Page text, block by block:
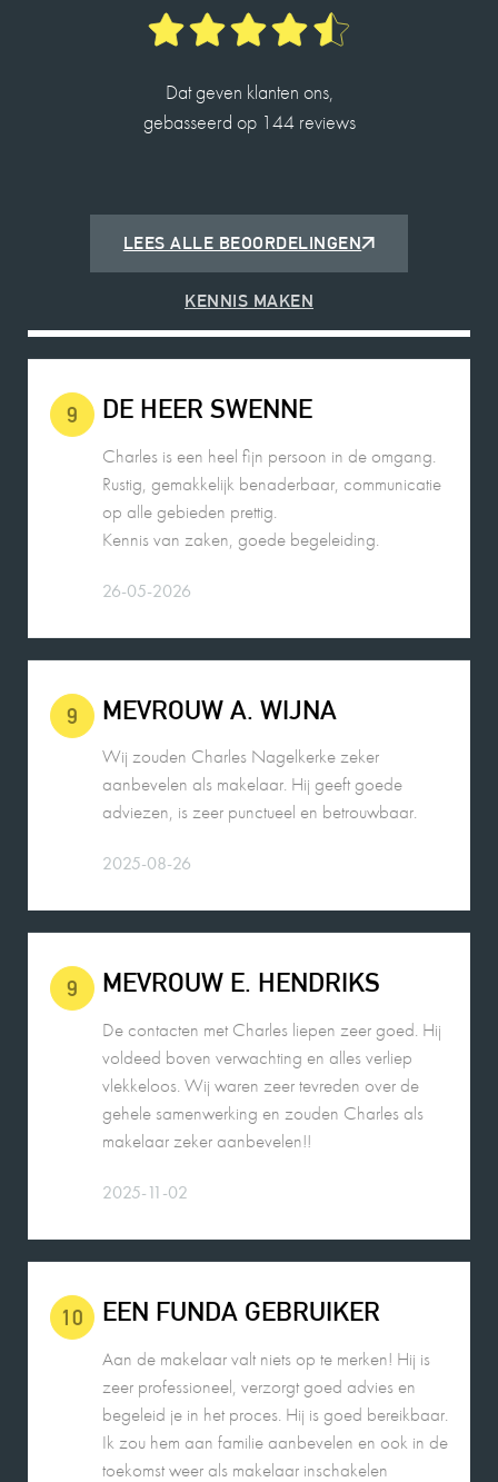
Dat geven klanten ons,
gebasseerd op 144 reviews
LEES ALLE BEOORDELINGEN
KENNIS MAKEN
Charles is een fijne deskundige makelaar en
heeft me op een prettige manier door het proces
2026-05-25
9 DE HEER SWENNE
Rustig, gemakkelijk benaderbaar, communicatie
Kennis van zaken, goede begeleiding.
26-05-2026
9 MEVROUW A. WIJNA
aanbevelen als makelaar. Hij geeft goede
2025-08-26
9 MEVROUW E. HENDRIKS
voldeed boven verwachting en alles verliep
gehele samenwerking en zouden Charles als
makelaar zeker aanbevelen!!
2025-11-02
10 EEN FUNDA GEBRUIKER
zeer professioneel, verzorgt goed advies en
Ik zou hem aan familie aanbevelen en ook in de
toekomst weer als makelaar inschakelen
26-08-2025